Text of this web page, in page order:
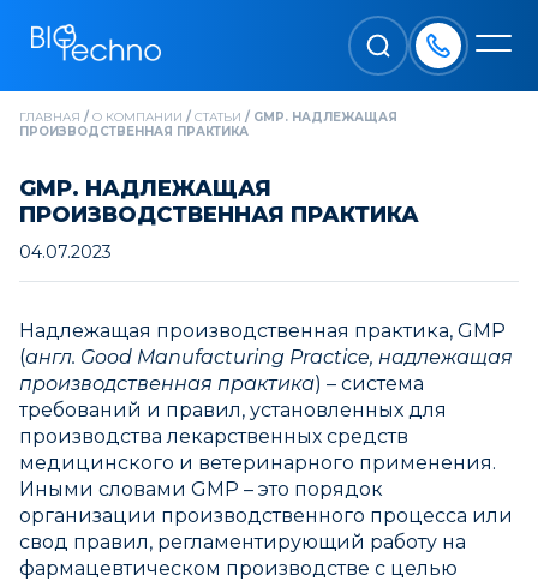
ГЛАВНАЯ / О КОМПАНИИ / СТАТЬИ / GMP. НАДЛЕЖАЩАЯ
ПРОИЗВОДСТВЕННАЯ ПРАКТИКА
GMP. НАДЛЕЖАЩАЯ
ПРОИЗВОДСТВЕННАЯ ПРАКТИКА
04.07.2023
Надлежащая производственная практика, GMP
(англ. Good Manufacturing Practice, надлежащая
производственная практика) – система
требований и правил, установленных для
производства лекарственных средств
медицинского и ветеринарного применения.
Иными словами GMP – это порядок
организации производственного процесса или
свод правил, регламентирующий работу на
фармацевтическом производстве с целью